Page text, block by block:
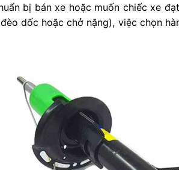
bị bán xe hoặc muốn chiếc xe
dốc hoặc chở nặng), việc chọn